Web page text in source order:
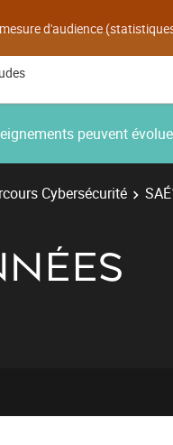
d'audience
peuvent
Cybersécurité